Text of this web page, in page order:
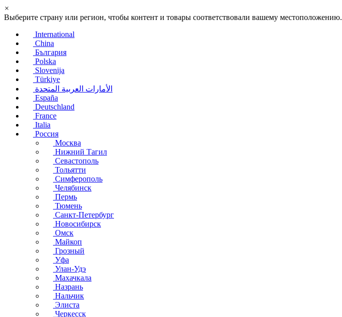
×
Выберите страну или регион, чтобы контент и товары соответствовали вашему местоположению.
International
China
България
Polska
Slovenija
Türkiye
الأمارات العربية المتحدة
España
Deutschland
France
Italia
Россия
Москва
Нижний Тагил
Севастополь
Тольятти
Симферополь
Челябинск
Пермь
Тюмень
Санкт-Петербург
Новосибирск
Омск
Майкоп
Грозный
Уфа
Улан-Удэ
Махачкала
Назрань
Нальчик
Элиста
Черкесск